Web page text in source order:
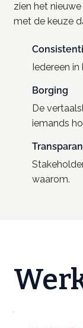
zien het
met de keuze
Iedereen
Borging
De
iemands
waarom.